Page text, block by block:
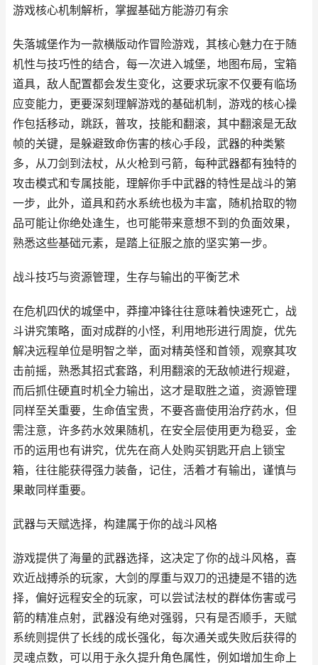
游戏核心机制解析，掌握基础方能游刃有余
失落城堡作为一款横版动作冒险游戏，其核心魅力在于随
机性与技巧性的结合，每一次进入城堡，地图布局，宝箱
道具，敌人配置都会发生变化，这要求玩家不仅要有临场
应变能力，更要深刻理解游戏的基础机制，游戏的核心操
作包括移动，跳跃，普攻，技能和翻滚，其中翻滚是无敌
帧的关键，是躲避致命伤害的核心手段，武器的种类繁
多，从刀剑到法杖，从火枪到弓箭，每种武器都有独特的
攻击模式和专属技能，理解你手中武器的特性是战斗的第
一步，此外，道具和药水系统也极为丰富，随机拾取的物
品可能让你绝处逢生，也可能带来意想不到的负面效果，
熟悉这些基础元素，是踏上征服之旅的坚实第一步。
战斗技巧与资源管理，生存与输出的平衡艺术
在危机四伏的城堡中，莽撞冲锋往往意味着快速死亡，战
斗讲究策略，面对成群的小怪，利用地形进行周旋，优先
解决远程单位是明智之举，面对精英怪和首领，观察其攻
击前摇，熟悉其招式套路，利用翻滚的无敌帧进行规避，
而后抓住硬直时机全力输出，这才是取胜之道，资源管理
同样至关重要，生命值宝贵，不要吝啬使用治疗药水，但
需注意，许多药水效果随机，在安全层使用更为稳妥，金
币的运用也有讲究，优先在商人处购买钥匙开启上锁宝
箱，往往能获得强力装备，记住，活着才有输出，谨慎与
果敢同样重要。
武器与天赋选择，构建属于你的战斗风格
游戏提供了海量的武器选择，这决定了你的战斗风格，喜
欢近战搏杀的玩家，大剑的厚重与双刀的迅捷是不错的选
择，偏好远程安全的玩家，可以尝试法杖的群体伤害或弓
箭的精准点射，武器没有绝对强弱，只有是否顺手，天赋
系统则提供了长线的成长强化，每次通关或失败后获得的
灵魂点数，可以用于永久提升角色属性，例如增加生命上